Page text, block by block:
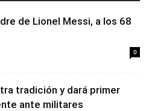
de Lionel Messi, a los 68
0
tradición y dará primer
ante militares